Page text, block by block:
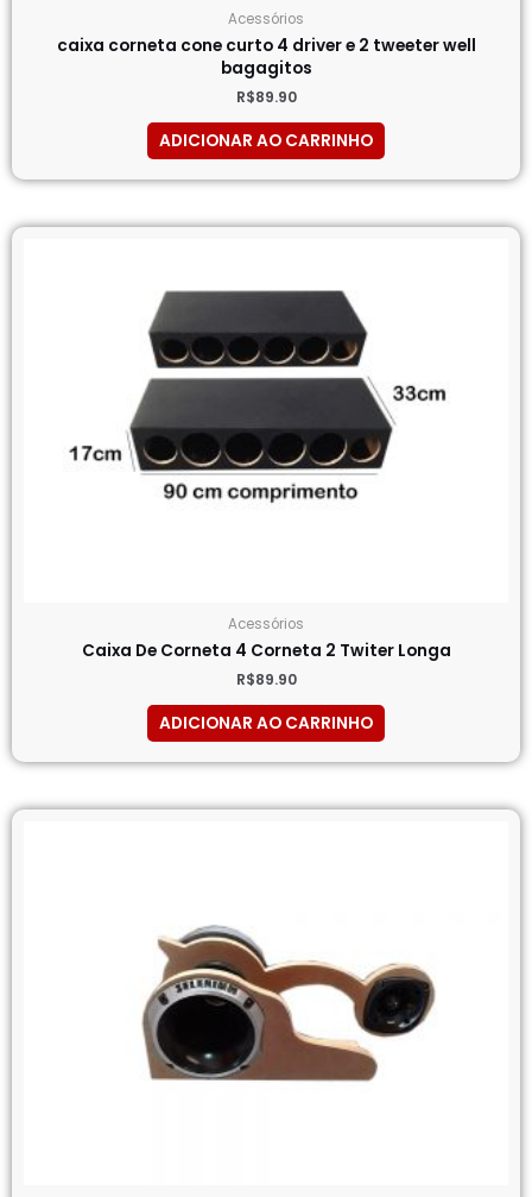
Acessórios
caixa corneta cone curto 4 driver e 2 tweeter well
bagagitos
R$89.90
ADICIONAR AO CARRINHO
Acessórios
Caixa De Corneta 4 Corneta 2 Twiter Longa
R$89.90
ADICIONAR AO CARRINHO